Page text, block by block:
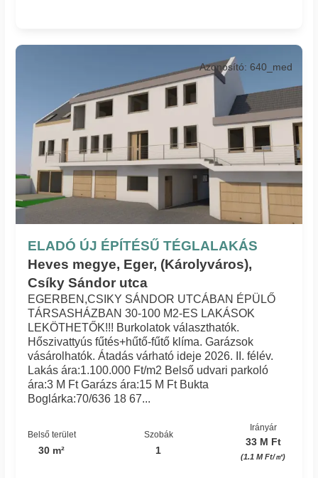
ELADÓ ÚJ ÉPÍTÉSŰ TÉGLALAKÁS
Heves megye, Eger, (Károlyváros),
Csíky Sándor utca
Azonosító: 640_med
EGERBEN,CSIKY SÁNDOR UTCÁBAN ÉPÜLŐ
TÁRSASHÁZBAN 30-100 M2-ES LAKÁSOK
LEKÖTHETŐK!!! Burkolatok választhatók.
Hőszivattyús fűtés+hűtő-fűtő klíma. Garázsok
vásárolhatók. Átadás várható ideje 2026. II. félév.
Lakás ára:1.100.000 Ft/m2 Belső udvari parkoló
ára:3 M Ft Garázs ára:15 M Ft Bukta
Boglárka:70/636 18 67...
Belső terület
30 m²
Szobák
1
Irányár
33 M Ft
(1.1 M Ft/㎡)